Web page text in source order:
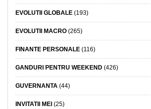
EVOLUTII GLOBALE (193)
EVOLUTII MACRO (265)
FINANTE PERSONALE (116)
GANDURI PENTRU WEEKEND (426)
GUVERNANTA (44)
INVITATII MEI (25)